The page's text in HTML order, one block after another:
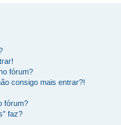
fórum?
consigo mais entrar?!
fórum?
faz?